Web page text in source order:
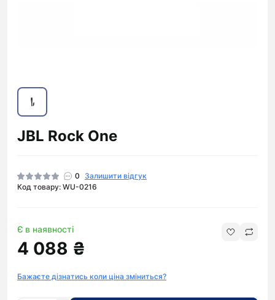
JBL Rock One
0
Залишити відгук
Код товару: WU-0216
Є в наявності
4 088 ₴
Бажаєте дізнатись коли ціна зміниться?